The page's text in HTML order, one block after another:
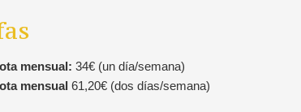
mensual: 34€ (un día/semana)
mensual 61,20€ (dos días/semana)